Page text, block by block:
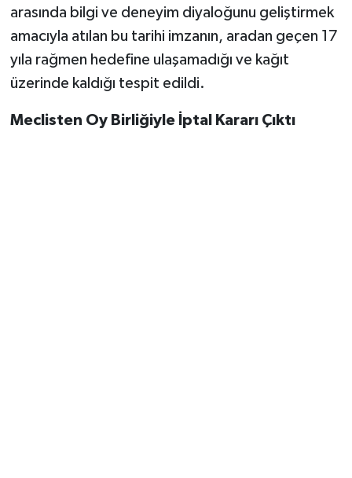
arasında bilgi ve deneyim diyaloğunu geliştirmek
amacıyla atılan bu tarihi imzanın, aradan geçen 17
yıla rağmen hedefine ulaşamadığı ve kağıt
üzerinde kaldığı tespit edildi.
Meclisten Oy Birliğiyle İptal Kararı Çıktı